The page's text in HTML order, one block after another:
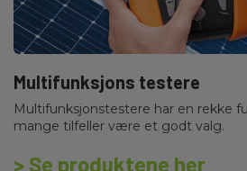
Multifunksjons testere
Multifunksjonstestere har en rekke
mange tilfeller være et godt valg.
> Se produktene her